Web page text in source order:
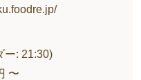
ー: 21:30)
〜